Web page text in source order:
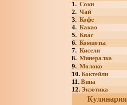
1. Соки
2. Чай
3. Кофе
4. Какао
5. Квас
6. Компоты
7. Кисели
8. Минералка
9. Молоко
10. Коктейли
11. Вина
12. Экзотика
Кулинария